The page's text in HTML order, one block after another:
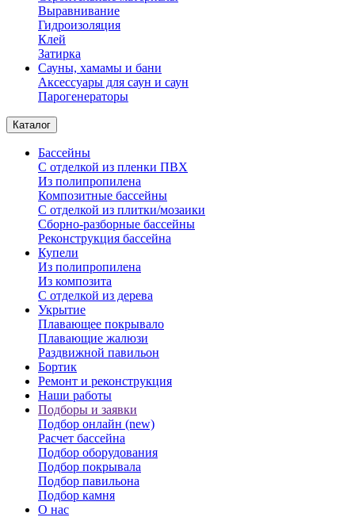
Выравнивание
Гидроизоляция
Клей
Затирка
Сауны, хамамы и бани
Аксессуары для саун и саун
Парогенераторы
Каталог
Бассейны
С отделкой из пленки ПВХ
Из полипропилена
Композитные бассейны
С отделкой из плитки/мозаики
Сборно-разборные бассейны
Реконструкция бассейна
Купели
Из полипропилена
Из композита
С отделкой из дерева
Укрытие
Плавающее покрывало
Плавающие жалюзи
Раздвижной павильон
Бортик
Ремонт и реконструкция
Наши работы
Подборы и заявки
Подбор онлайн (new)
Расчет бассейна
Подбор оборудования
Подбор покрывала
Подбор павильона
Подбор камня
О нас